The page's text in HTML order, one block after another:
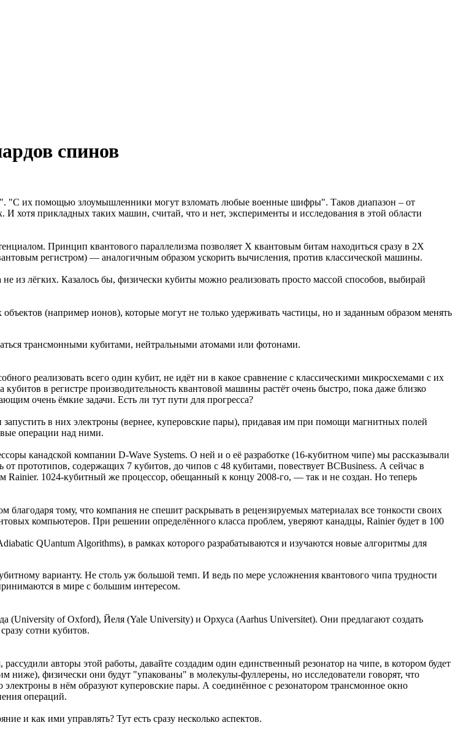
спинов
их помощью злоумышленники могут взломать любые военные шифры". Таков диапазон – от
хотя прикладных таких машин, считай, что и нет, эксперименты и исследования в этой области
Принцип квантового параллелизма позволяет X квантовым битам находиться сразу в 2X
регистром) — аналогичным образом ускорить вычисления, против классической машины.
из лёгких. Казалось бы, физически кубиты можно реализовать просто массой способов, выбирай
(например ионов), которые могут не только удерживать частицы, но и заданным образом менять
трансмонными кубитами, нейтральными атомами или фотонами.
реализовать всего один кубит, не идёт ни в какое сравнение с классическими микросхемами с их
в регистре производительность квантовой машины растёт очень быстро, пока даже близко
очень ёмкие задачи. Есть ли тут пути для прогресса?
в них электроны (вернее, куперовские пары), придавая им при помощи магнитных полей
операции над ними.
канадской компании D-Wave Systems. О ней и о её разработке (16-кубитном чипе) мы рассказывали
прототипов, содержащих 7 кубитов, до чипов с 48 кубитами, повествует BCBusiness. А сейчас в
Rainier. 1024-кубитный же процессор, обещанный к концу 2008-го, — так и не создан. Но теперь
тому, что компания не спешит раскрывать в рецензируемых материалах все тонкости своих
компьютеров. При решении определённого класса проблем, уверяют канадцы, Rainier будет в 100
QUantum Algorithms), в рамках которого разрабатываются и изучаются новые алгоритмы для
варианту. Не столь уж большой темп. И ведь по мере усложнения квантового чипа трудности
в мире с большим интересом.
of Oxford), Йеля (Yale University) и Орхуса (Aarhus Universitet). Они предлагают создать
сотни кубитов.
авторы этой работы, давайте создадим один единственный резонатор на чипе, в котором будет
физически они будут "упакованы" в молекулы-фуллерены, но исследователи говорят, что
в нём образуют куперовские пары. А соединённое с резонатором трансмонное окно
операций.
и как ими управлять? Тут есть сразу несколько аспектов.